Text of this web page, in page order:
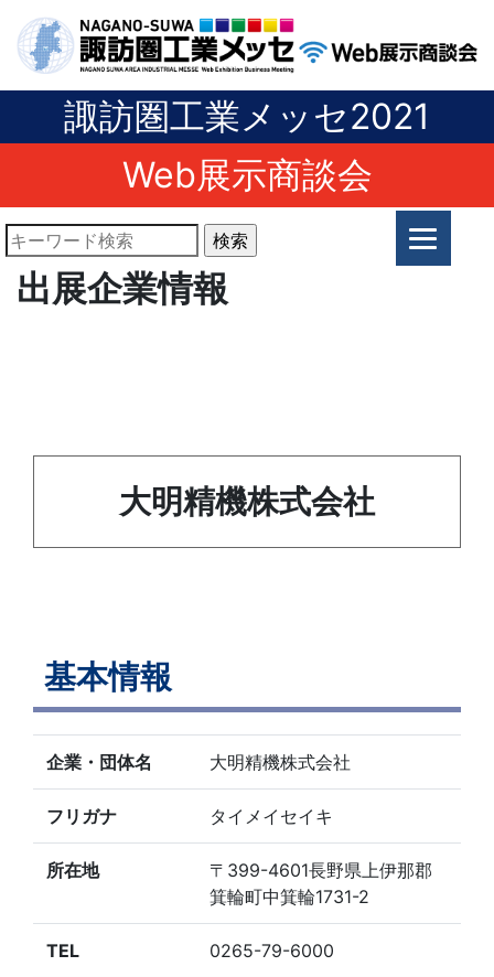
諏訪圏工業メッセ2021
Web展示商談会
出展企業情報
大明精機株式会社
基本情報
企業・団体名 大明精機株式会社
フリガナ タイメイセイキ
所在地
〒399-4601長野県上伊那郡
箕輪町中箕輪1731-2
TEL 0265-79-6000